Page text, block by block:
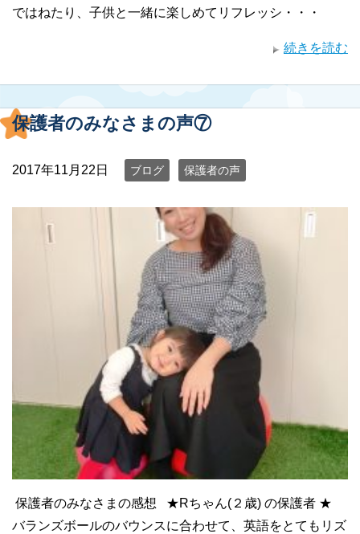
ではねたり、子供と一緒に楽しめてリフレッシ・・・
続きを読む
保護者のみなさまの声⑦
2017年11月22日 ブログ 保護者の声
保護者のみなさまの感想 ★Rちゃん(２歳) の保護者 ★
バランズボールのバウンスに合わせて、英語をとてもリズ